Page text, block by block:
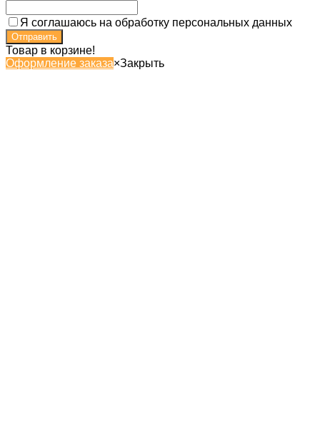
Я соглашаюсь на обработку персональных данных
Товар в корзине!
Оформление заказа×Закрыть